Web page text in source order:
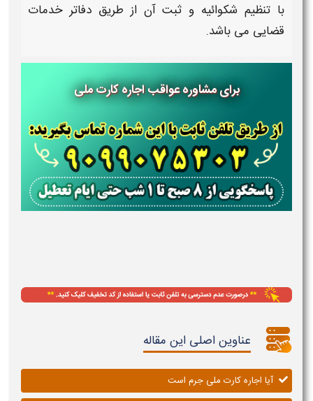
با تنظیم شکوائیه و ثبت آن از طریق دفاتر خدمات
قضایی می باشد.
برای مشاوره عواقب اجاره کارت ملی
عناوین اصلی این مقاله
آیا اجاره کارت ملی جرم است